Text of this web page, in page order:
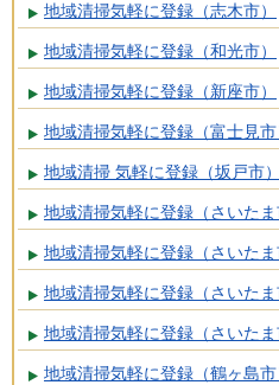
地域清掃気軽に登録（志木市）
地域清掃気軽に登録（和光市）
地域清掃気軽に登録（新座市）
地域清掃気軽に登録（富士見市
地域清掃 気軽に登録（坂戸市）
地域清掃気軽に登録（さいたま
地域清掃気軽に登録（さいたま
地域清掃気軽に登録（さいたま
地域清掃気軽に登録（さいたま
地域清掃気軽に登録（鶴ヶ島市